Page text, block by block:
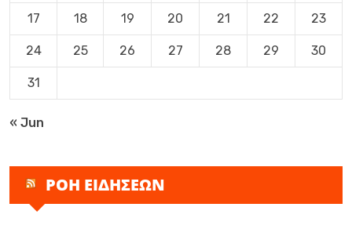
17 18 19 20 21 22 23
24 25 26 27 28 29 30
31
« Jun
ΡΟΗ ΕΙΔΗΣΕΩΝ